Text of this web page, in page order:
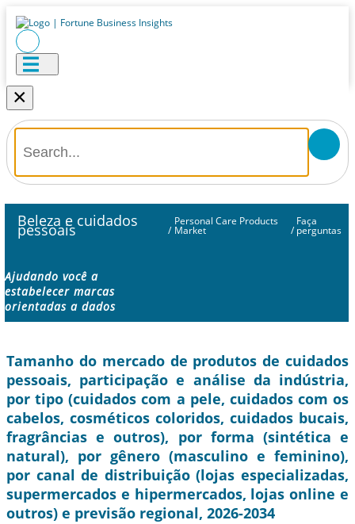
×
Beleza e cuidados
pessoais /
Personal Care Products
Market /
Faça
perguntas
Ajudando você a
estabelecer marcas
orientadas a dados
Tamanho do mercado de produtos de cuidados
pessoais, participação e análise da indústria,
por tipo (cuidados com a pele, cuidados com os
cabelos, cosméticos coloridos, cuidados bucais,
fragrâncias e outros), por forma (sintética e
natural), por gênero (masculino e feminino),
por canal de distribuição (lojas especializadas,
supermercados e hipermercados, lojas online e
outros) e previsão regional, 2026-2034